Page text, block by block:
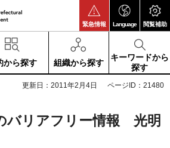
緊急情報 Language 閲覧補助
から探す 組織から探す
キーワードから
探す
更新日：2011年2月4日 ページID：21480
バリアフリー情報 光明